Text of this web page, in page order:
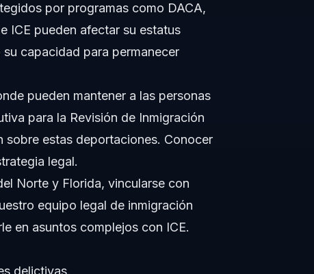
o detención ilegal?
por programas como DACA,
ICE pueden afectar su estatus
capacidad para permanecer
pueden mantener a las personas
para la Revisión de Inmigración
sobre estas deportaciones. Conocer
legal.
Norte y Florida, vincularse con
equipo legal de inmigración
en asuntos complejos con ICE.